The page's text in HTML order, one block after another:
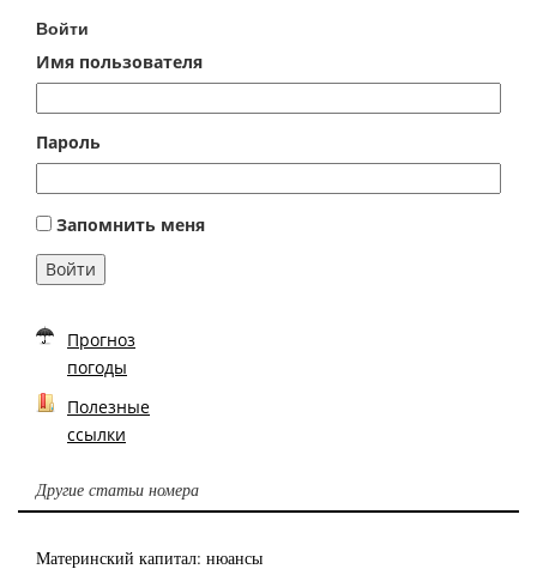
Войти
Имя пользователя
Пароль
Запомнить меня
Войти
Прогноз
погоды
Полезные
ссылки
Другие статьи номера
Материнский капитал: нюансы